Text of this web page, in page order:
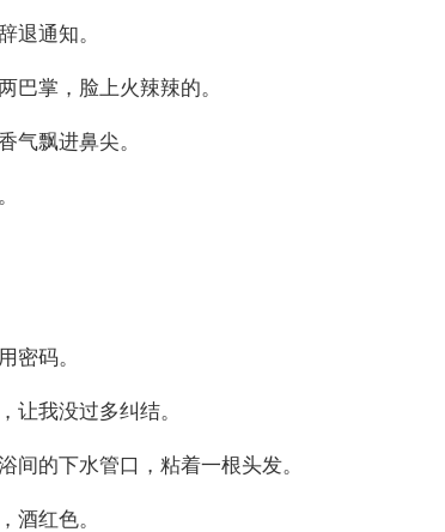
退通知。
巴掌，脸上火辣辣的。
气飘进鼻尖。
密码。
让我没过多纠结。
间的下水管口，粘着一根头发。
酒红色。